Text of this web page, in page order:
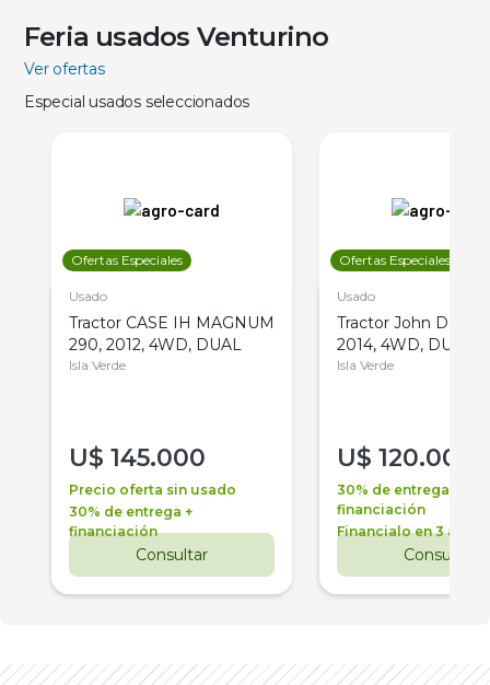
Feria usados Venturino
Ver ofertas
Especial usados seleccionados
Ofertas Especiales
Usado
Tractor CASE IH MAGNUM
290, 2012, 4WD, DUAL
Isla Verde
U$ 145.000
Precio oferta sin usado
30% de entrega +
financiación
Consultar
Ofertas Especiales
Usado
Tractor John Deere
2014, 4WD, DUAL
Isla Verde
U$ 120.000
30% de entrega +
financiación
Financialo en 3 años
Consultar